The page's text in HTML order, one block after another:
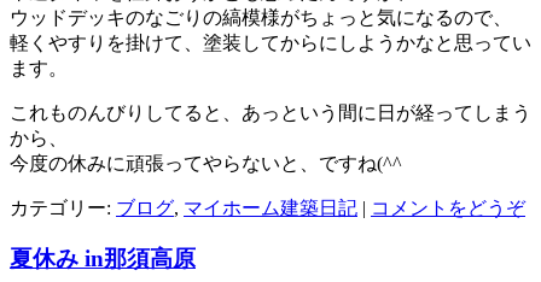
ウッドデッキのなごりの縞模様がちょっと気になるので、
軽くやすりを掛けて、塗装してからにしようかなと思ってい
ます。
これものんびりしてると、あっという間に日が経ってしまう
から、
今度の休みに頑張ってやらないと、ですね(^^ゞ
カテゴリー: ブログ, マイホーム建築日記 | コメントをどうぞ
夏休み in那須高原